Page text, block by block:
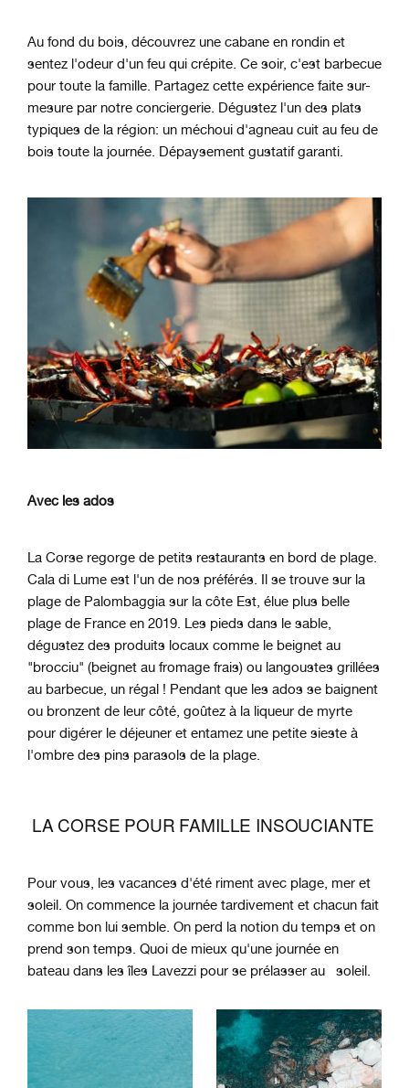
Au fond du bois, découvrez une cabane en rondin et
sentez l'odeur d'un feu qui crépite. Ce soir, c'est barbecue
pour toute la famille. Partagez cette expérience faite sur-
mesure par notre conciergerie. Dégustez l'un des plats
typiques de la région: un méchoui d'agneau cuit au feu de
bois toute la journée. Dépaysement gustatif garanti.
Avec les ados
La Corse regorge de petits restaurants en bord de plage.
Cala di Lume est l'un de nos préférés. Il se trouve sur la
plage de Palombaggia sur la côte Est, élue plus belle
plage de France en 2019. Les pieds dans le sable,
dégustez des produits locaux comme le beignet au
"brocciu" (beignet au fromage frais) ou langoustes grillées
au barbecue, un régal ! Pendant que les ados se baignent
ou bronzent de leur côté, goûtez à la liqueur de myrte
pour digérer le déjeuner et entamez une petite sieste à
l'ombre des pins parasols de la plage.
LA CORSE POUR FAMILLE INSOUCIANTE
Pour vous, les vacances d'été riment avec plage, mer et
soleil. On commence la journée tardivement et chacun fait
comme bon lui semble. On perd la notion du temps et on
prend son temps. Quoi de mieux qu'une journée en
bateau dans les îles Lavezzi pour se prélasser au soleil.